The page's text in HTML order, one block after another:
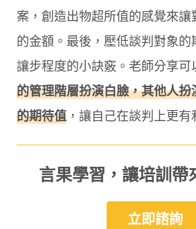
案，創造出物超所值的感覺來
的金額。最後，壓低談判對象
讓步程度的小訣竅。老師分享可
的管理階層扮演白臉，其他人
的期待值 ，讓自己在談判上更有
言果學習，讓培訓帶
立即諮詢